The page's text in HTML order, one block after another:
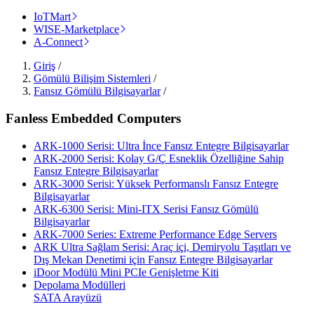
IoTMart
WISE-Marketplace
A-Connect
Giriş /
Gömülü Bilişim Sistemleri /
Fansız Gömülü Bilgisayarlar/
Fanless Embedded Computers
ARK-1000 Serisi: Ultra İnce Fansız Entegre Bilgisayarlar
ARK-2000 Serisi: Kolay G/Ç Esneklik Özelliğine Sahip
Fansız Entegre Bilgisayarlar
ARK-3000 Serisi: Yüksek Performanslı Fansız Entegre
Bilgisayarlar
ARK-6300 Serisi: Mini-ITX Serisi Fansız Gömülü
Bilgisayarlar
ARK-7000 Series: Extreme Performance Edge Servers
ARK Ultra Sağlam Serisi: Araç içi, Demiryolu Taşıtları ve
Dış Mekan Denetimi için Fansız Entegre Bilgisayarlar
iDoor Modülü Mini PCIe Genişletme Kiti
Depolama Modülleri
SATA Arayüzü